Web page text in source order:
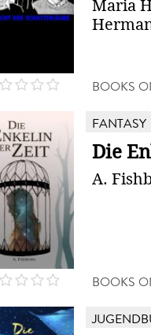
Maria
BOOKS
FANTASY
Die
A.
BOOKS